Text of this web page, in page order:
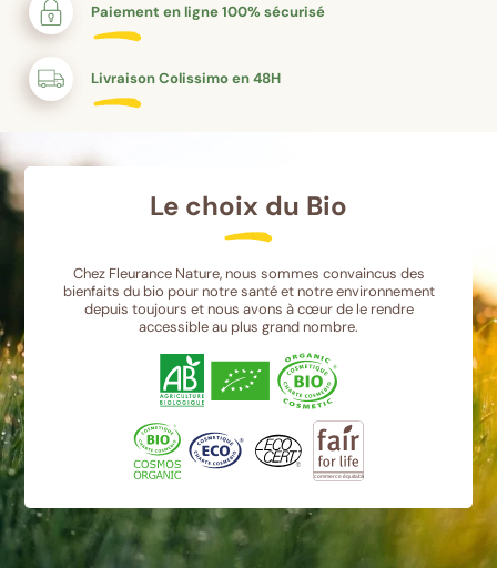
Paiement en ligne 100% sécurisé
Livraison Colissimo en 48H
Le choix du Bio
Chez Fleurance Nature, nous sommes convaincus des
bienfaits du bio pour notre santé et notre environnement
depuis toujours et nous avons à cœur de le rendre
accessible au plus grand nombre.